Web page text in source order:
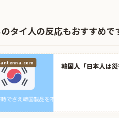
タイ人の反応もおすすめで
韓国人「日本人は